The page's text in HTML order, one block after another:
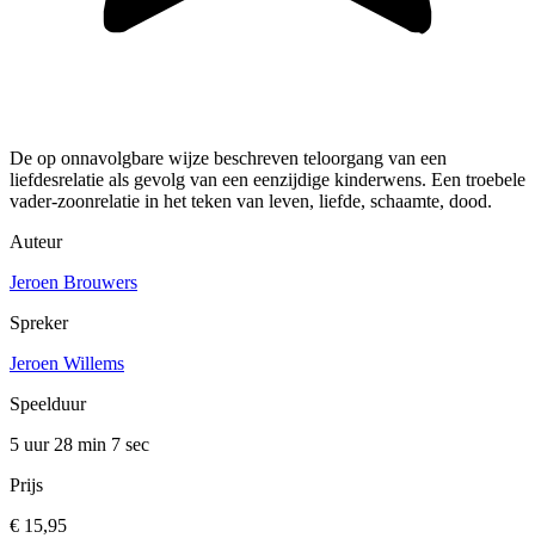
De op onnavolgbare wijze beschreven teloorgang van een
liefdesrelatie als gevolg van een eenzijdige kinderwens. Een troebele
vader-zoonrelatie in het teken van leven, liefde, schaamte, dood.
Auteur
Jeroen Brouwers
Spreker
Jeroen Willems
Speelduur
5 uur 28 min 7 sec
Prijs
€ 15,95